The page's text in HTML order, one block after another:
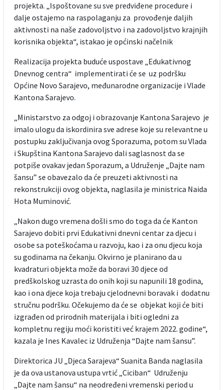
projekta. „Ispoštovane su sve predviđene procedure i
dalje ostajemo na raspolaganju za provođenje daljih
aktivnosti na naše zadovoljstvo i na zadovoljstvo krajnjih
korisnika objekta“, istakao je općinski načelnik
Realizacija projekta buduće uspostave „Edukativnog
Dnevnog centra“ implementirati će se uz podršku
Općine Novo Sarajevo, međunarodne organizacije i Vlade
Kantona Sarajevo.
„Ministarstvo za odgoj i obrazovanje Kantona Sarajevo je
imalo ulogu da iskordinira sve adrese koje su relevantne u
postupku zaključivanja ovog Sporazuma, potom su Vlada
i Skupština Kantona Sarajevo dali saglasnost da se
potpiše ovakav jedan Sporazum, a Udruženje „Dajte nam
šansu” se obavezalo da će preuzeti aktivnosti na
rekonstrukciji ovog objekta, naglasila je ministrica Naida
Hota Muminović.
„Nakon dugo vremena došli smo do toga da će Kanton
Sarajevo dobiti prvi Edukativni dnevni centar za djecu i
osobe sa poteškoćama u razvoju, kao i za onu djecu koja
su godinama na čekanju. Okvirno je planirano da u
kvadraturi objekta može da boravi 30 djece od
predškolskog uzrasta do onih koji su napunili 18 godina,
kao i ona djece koja trebaju cjelodnevni boravak i dodatnu
stručnu podršku. Očekujemo da će se objekat koji će biti
izgrađen od prirodnih materijala i biti ogledni za
kompletnu regiju moći koristiti već krajem 2022. godine“,
kazala je Ines Kavalec iz Udruženja “Dajte nam šansu”.
Direktorica JU „Djeca Sarajeva“ Suanita Banda naglasila
je da ova ustanova ustupa vrtić „Ciciban“ Udruženju
„Dajte nam šansu“ na neodređeni vremenski period u